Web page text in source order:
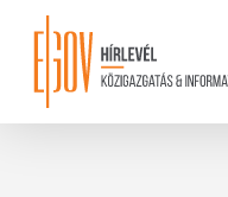
content